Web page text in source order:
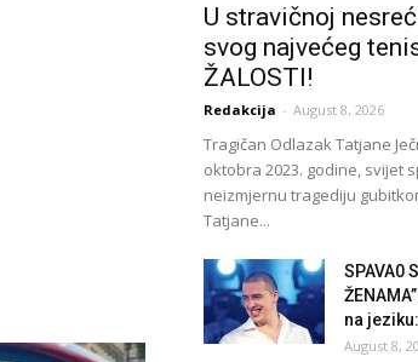
U stravičnoj
svog najvećeg
ŽALOSTI!
Redakcija - August 8, 2026
Tragičan Odlazak Tatjane
oktobra 2023. godine, svijet
neizmjernu tragediju
Tatjane...
SPAVA0
na
August 8,